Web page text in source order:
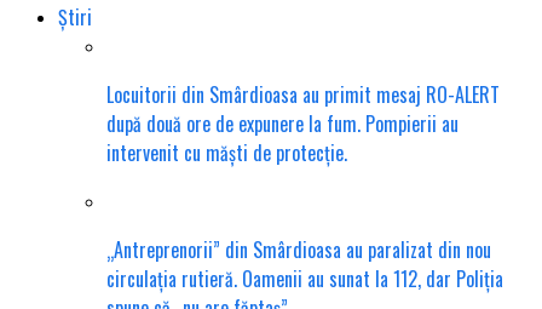
Știri
Locuitorii din Smârdioasa au primit mesaj RO-ALERT
după două ore de expunere la fum. Pompierii au
intervenit cu măști de protecție.
„Antreprenorii” din Smârdioasa au paralizat din nou
circulația rutieră. Oamenii au sunat la 112, dar Poliția